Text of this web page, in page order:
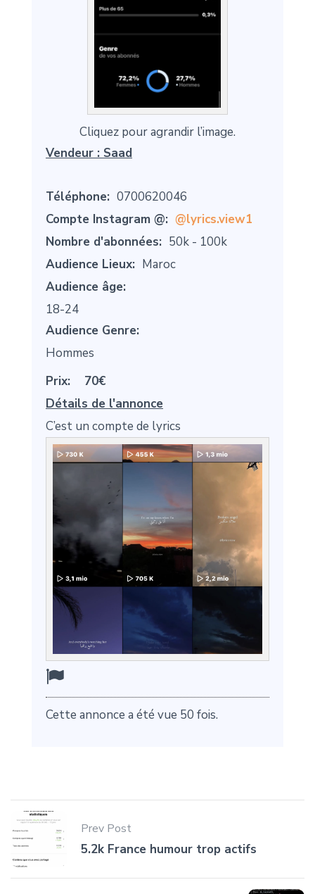
Cliquez pour agrandir l’image.
Vendeur : Saad
Téléphone: 0700620046
Compte Instagram @: @lyrics.view1
Nombre d'abonnées: 50k - 100k
Audience Lieux: Maroc
Audience âge:
18-24
Audience Genre:
Hommes
Prix:
70€
Détails de l'annonce
C’est un compte de lyrics
Cette annonce a été vue 50 fois.
Prev Post
5.2k France humour trop actifs